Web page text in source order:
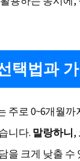
택법과
주로 0~6개월
니다. 말랑하니,
을 크게 낮출 수